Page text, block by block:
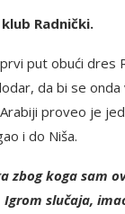
Radnički.
put obući dres
da bi se
proveo je
i do Niša.
koga sam
slučaja,